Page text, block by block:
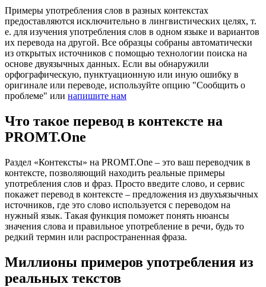
Примеры употребления слов в разных контекстах
предоставляются исключительно в лингвистических целях, т.
е. для изучения употребления слов в одном языке и вариантов
их перевода на другой. Все образцы собраны автоматически
из открытых источников с помощью технологии поиска на
основе двуязычных данных. Если вы обнаружили
орфографическую, пунктуационную или иную ошибку в
оригинале или переводе, используйте опцию "Сообщить о
проблеме" или напишите нам
Что такое перевод в контексте на
PROMT.One
Раздел «Контексты» на PROMT.One – это ваш переводчик в
контексте, позволяющий находить реальные примеры
употребления слов и фраз. Просто введите слово, и сервис
покажет перевод в контексте – предложения из двухъязычных
источников, где это слово используется с переводом на
нужный язык. Такая функция поможет понять нюансы
значения слова и правильное употребление в речи, будь то
редкий термин или распространенная фраза.
Миллионы примеров употребления из
реальных текстов